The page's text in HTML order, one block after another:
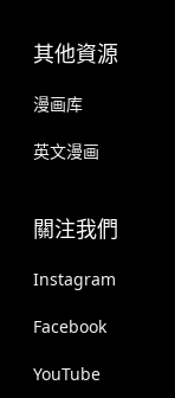
其他資源
漫画库
英文漫画
關注我們
Instagram
Facebook
YouTube